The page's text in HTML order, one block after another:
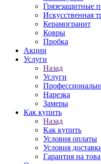
Грязезащитные
Искусственная
Керамогранит
Ковры
Пробка
Акции
Услуги
Назад
Услуги
Нарезка
Замеры
Как купить
Назад
Как купить
Условия оплаты
Условия
Гарантия на